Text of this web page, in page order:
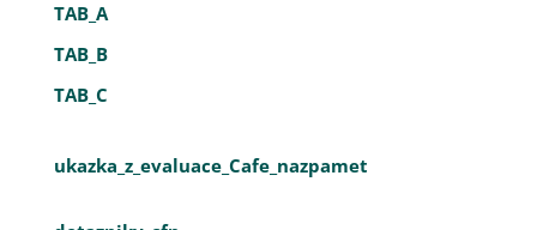
TAB_A
TAB_B
TAB_C
ukazka_z_evaluace_Cafe_nazpamet